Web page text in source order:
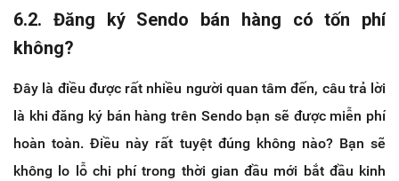
6.2. Đăng ký Sendo bán hàng có tốn phí
không?
Đây là điều được rất nhiều người quan tâm đến, câu trả lời
là khi đăng ký bán hàng trên Sendo bạn sẽ được miễn phí
hoàn toàn. Điều này rất tuyệt đúng không nào? Bạn sẽ
không lo lỗ chi phí trong thời gian đầu mới bắt đầu kinh